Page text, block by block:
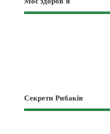
Секрети Рибаків